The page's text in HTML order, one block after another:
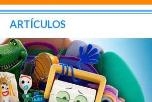
ARTÍCULOS